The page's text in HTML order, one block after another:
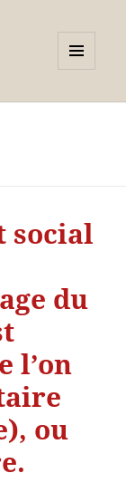
WIDGETS
social
du
l’on
ou